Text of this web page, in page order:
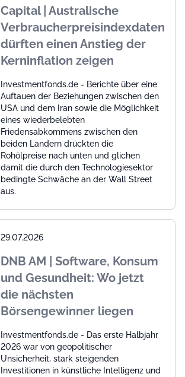
Capital | Australische
Verbraucherpreisindexdaten
dürften einen Anstieg der
Kerninflation zeigen
Investmentfonds.de - Berichte über eine
Auftauen der Beziehungen zwischen den
USA und dem Iran sowie die Möglichkeit
eines wiederbelebten
Friedensabkommens zwischen den
beiden Ländern drückten die
Rohölpreise nach unten und glichen
damit die durch den Technologiesektor
bedingte Schwäche an der Wall Street
aus.
29.07.2026
DNB AM | Software, Konsum
und Gesundheit: Wo jetzt
die nächsten
Börsengewinner liegen
Investmentfonds.de - Das erste Halbjahr
2026 war von geopolitischer
Unsicherheit, stark steigenden
Investitionen in künstliche Intelligenz und